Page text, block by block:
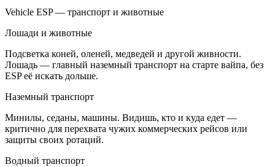
Vehicle ESP — транспорт и животные
Лошади и животные
Подсветка коней, оленей, медведей и другой живности.
Лошадь — главный наземный транспорт на старте вайпа, без
ESP её искать дольше.
Наземный транспорт
Минилы, седаны, машины. Видишь, кто и куда едет —
критично для перехвата чужих коммерческих рейсов или
защиты своих ротаций.
Водный транспорт